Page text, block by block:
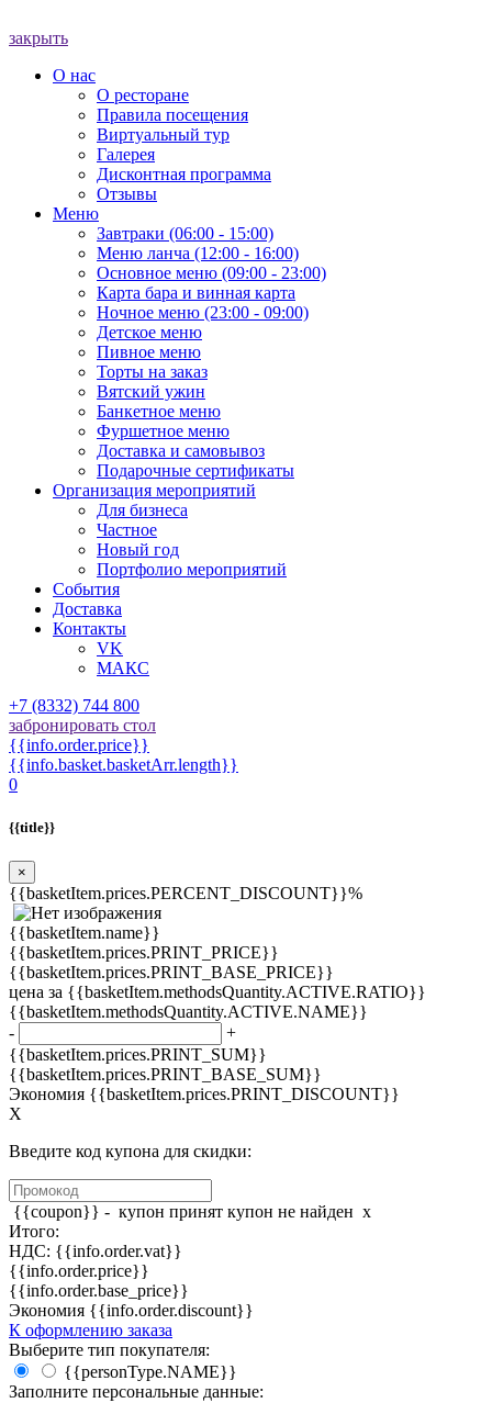
закрыть
О нас
О ресторане
Правила посещения
Виртуальный тур
Галерея
Дисконтная программа
Отзывы
Меню
Завтраки (06:00 - 15:00)
Меню ланча (12:00 - 16:00)
Основное меню (09:00 - 23:00)
Карта бара и винная карта
Ночное меню (23:00 - 09:00)
Детское меню
Пивное меню
Торты на заказ
Вятский ужин
Банкетное меню
Фуршетное меню
Доставка и самовывоз
Подарочные сертификаты
Организация мероприятий
Для бизнеса
Частное
Новый год
Портфолио мероприятий
События
Доставка
Контакты
VK
МАКС
+7 (8332) 744 800
забронировать стол
{{info.order.price}}
{{info.basket.basketArr.length}}
0
{{title}}
×
{{basketItem.prices.PERCENT_DISCOUNT}}%
{{basketItem.name}}
{{basketItem.prices.PRINT_PRICE}}
{{basketItem.prices.PRINT_BASE_PRICE}}
цена за {{basketItem.methodsQuantity.ACTIVE.RATIO}}
{{basketItem.methodsQuantity.ACTIVE.NAME}}
-
+
{{basketItem.prices.PRINT_SUM}}
{{basketItem.prices.PRINT_BASE_SUM}}
Экономия {{basketItem.prices.PRINT_DISCOUNT}}
X
Введите код купона для скидки:
{{coupon}} - купон принят купон не найден x
Итого:
НДС: {{info.order.vat}}
{{info.order.price}}
{{info.order.base_price}}
Экономия {{info.order.discount}}
К оформлению заказа
Выберите тип покупателя:
{{personType.NAME}}
Заполните персональные данные: